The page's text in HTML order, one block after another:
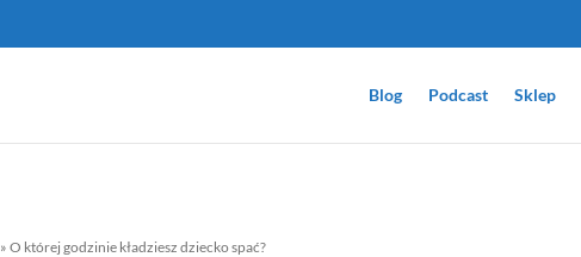
Blog Podcast Sklep
»O której godzinie kładziesz dziecko spać?